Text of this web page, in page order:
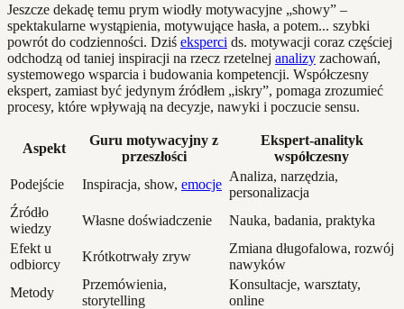
Jeszcze dekadę temu prym wiodły motywacyjne „showy” –
spektakularne wystąpienia, motywujące hasła, a potem... szybki
powrót do codzienności. Dziś eksperci ds. motywacji coraz częściej
odchodzą od taniej inspiracji na rzecz rzetelnej analizy zachowań,
systemowego wsparcia i budowania kompetencji. Współczesny
ekspert, zamiast być jedynym źródłem „iskry”, pomaga zrozumieć
procesy, które wpływają na decyzje, nawyki i poczucie sensu.
Aspekt
Guru motywacyjny z
przeszłości
Ekspert-analityk
współczesny
Podejście
Inspiracja, show, emocje
Analiza, narzędzia,
personalizacja
Źródło
wiedzy
Własne doświadczenie
Nauka, badania, praktyka
Efekt u
odbiorcy
Krótkotrwały zryw
Zmiana długofalowa, rozwój
nawyków
Metody
Przemówienia,
storytelling
Konsultacje, warsztaty,
online